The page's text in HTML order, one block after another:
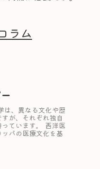
ラム
は、異なる文化や歴
が、それぞれ独自
ています。 西洋医
パの医療文化を基